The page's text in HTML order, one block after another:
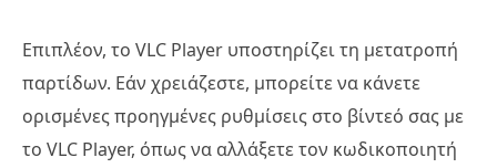
Επιπλέον, το VLC Player υποστηρίζει τη μετατροπή
παρτίδων. Εάν χρειάζεστε, μπορείτε να κάνετε
ορισμένες προηγμένες ρυθμίσεις στο βίντεό σας με
το VLC Player, όπως να αλλάξετε τον κωδικοποιητή